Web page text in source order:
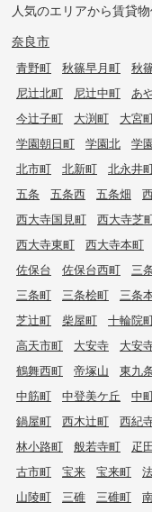
人気のエリアから賃貸
奈良市
青野町 秋篠早月町 秋
尼辻北町
尼辻中町 あ
今辻子町
大渕町 大宮
学園朝日町
学園北 学
北市町
北新町 北永井
五条
五条西 五条畑
西大寺国見町
西大寺芝
西大寺東町
西大寺本町
佐保台
佐保台西町 三
三条町
三条桧町 三条
芝辻町
柴屋町 十輪院
高天市町
大安寺 大安
鶴舞西町
帝塚山 東九
中筋町
中登美ケ丘 中
鍋屋町
西木辻町 西紀
林小路町
般若寺町 疋
古市町
宝来 宝来町
山陵町
三碓 三碓町